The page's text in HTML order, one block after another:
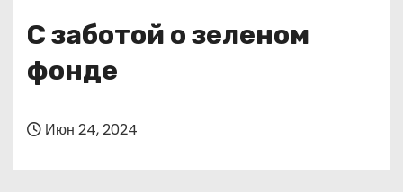
С заботой о зеленом
фонде
Июн 24, 2024